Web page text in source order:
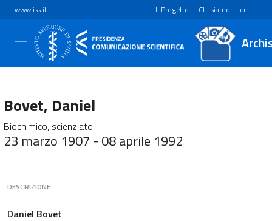
www.iss.it Il Progetto Chi siamo en
Bovet, Daniel
Biochimico, scienziato
23 marzo 1907 - 08 aprile 1992
DESCRIZIONE
Daniel Bovet